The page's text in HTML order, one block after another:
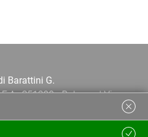
Barattini G.
351290 - Bologna | Via
| Telefono: 051
bfi@bfi.bo.it